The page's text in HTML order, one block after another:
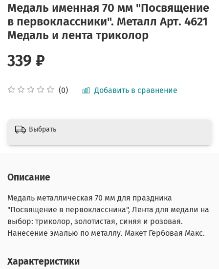
Медаль именная 70 мм "Посвящение
в первоклассники". Металл Арт. 4621
Медаль и лента триколор
(0) Добавить в сравнение
339 ₽
Выбрать
Описание
Медаль металлическая 70 мм для праздника
"Посвящение в первоклассника", Лента для медали на
выбор: триколор, золотистая, синяя и розовая.
Нанесение эмалью по металлу. Макет Гербовая Макс.
Характеристики